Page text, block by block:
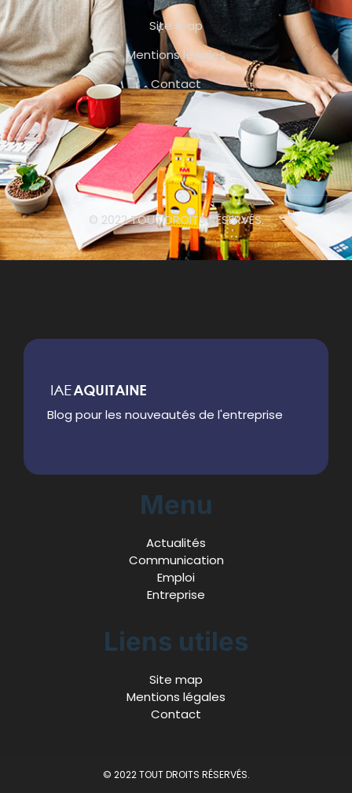
Site map
Mentions légales
Contact
© 2022 TOUT DROITS RÉSERVÉS.
Blog pour les nouveautés de l'entreprise
Menu
Actualités
Communication
Emploi
Entreprise
Liens utiles
Site map
Mentions légales
Contact
© 2022 TOUT DROITS RÉSERVÉS.